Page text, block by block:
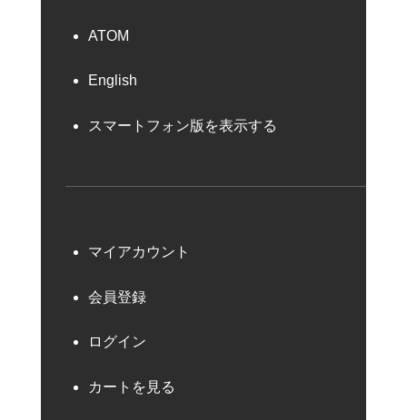
ATOM
English
スマートフォン版を表示する
マイアカウント
会員登録
ログイン
カートを見る